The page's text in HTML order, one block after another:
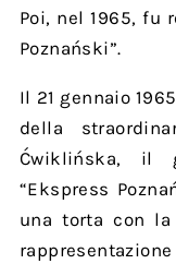
Poi, nel 1965, fu
Poznański”.
Il 21 gennaio
della
Ćwiklińska, il
“Ekspress
una torta con la